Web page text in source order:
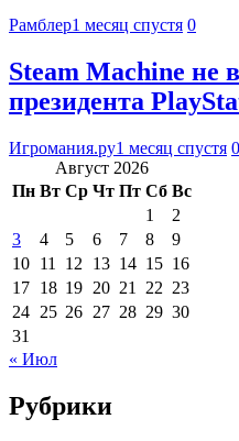
Рамблер1 месяц спустя 0
Steam Machine не
президента
Игромания.ру1 месяц спустя 0
Август 2026
Пн Вт Ср Чт Пт Сб Вс
1
2
3
4 5 6 7 8
9
10 11 12 13 14 15 16
17 18 19 20 21 22 23
24 25 26 27 28 29 30
31
« Июл
Рубрики